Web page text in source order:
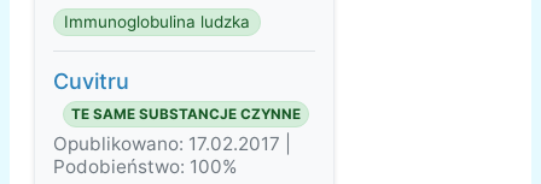
Immunoglobulina ludzka
Cuvitru
TE SAME SUBSTANCJE CZYNNE
Opublikowano: 17.02.2017 |
Podobieństwo: 100%